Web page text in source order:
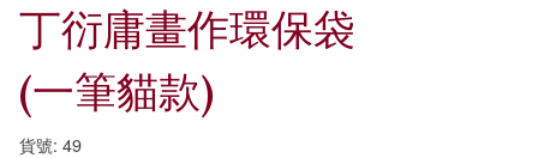
丁衍庸畫作環保袋
(一筆貓款)
貨號: 49